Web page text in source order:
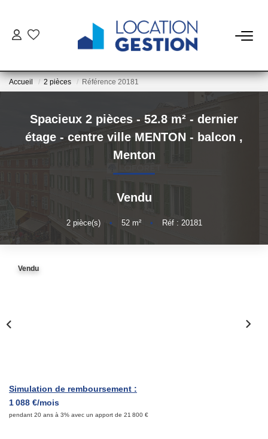
La Gestion Du Bien
La Gestion Du Locataire
ESTIMER
ESPACE CLIENT
Propriétaire
Accueil 2 pièces Référence 20181
Spacieux 2 pièces - 52.8 m² - dernier
étage - centre ville MENTON - balcon ,
Menton
Vendu
2pièce(s) • 52m² • Réf : 20181
Vendu
Simulation de remboursement :
1 088 €/mois
pendant 20 ans à 3% avec un apport de 21 800 €